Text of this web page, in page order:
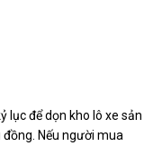
lục để dọn kho lô xe sản
Nếu người mua